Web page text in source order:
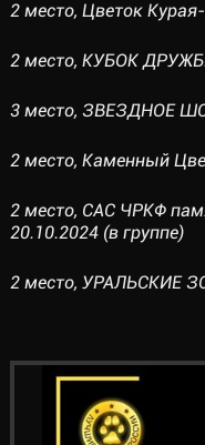
2 место, Цветок
2 место, КУБОК
3 место, ЗВЕЗДНОЕ
2 место, Каменный
2 место, САС ЧРКФ
20.10.2024 (в группе)
2 место, УРАЛЬСКИЕ